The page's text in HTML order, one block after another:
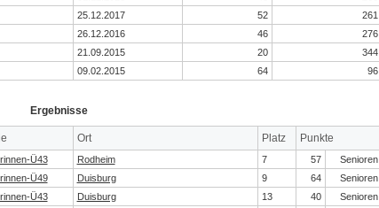
25.12.2017 52
261
26.12.2016 46
276
21.09.2015 20
344
09.02.2015 64 96
Ergebnisse
Ort Platz Punkte
Ü43 Rodheim 7 57
Senioren
Ü49 Duisburg 9 64
Senioren
Ü43 Duisburg 13 40
Senioren